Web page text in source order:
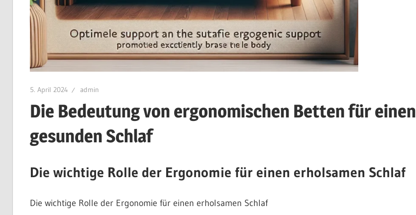
5. April 2024 admin
Die Bedeutung von ergonomischen Betten für einen
gesunden Schlaf
Die wichtige Rolle der Ergonomie für einen erholsamen Schlaf
Die wichtige Rolle der Ergonomie für einen erholsamen Schlaf